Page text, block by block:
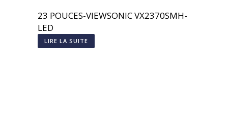
23 POUCES-VIEWSONIC VX2370SMH-
LED
LIRE LA SUITE